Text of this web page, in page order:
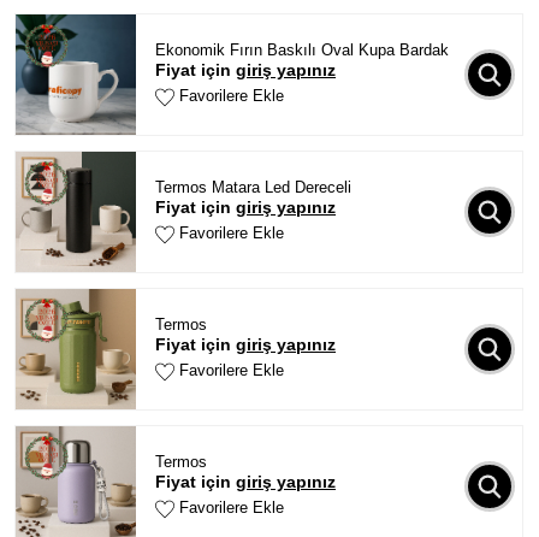
Ekonomik Fırın Baskılı Oval Kupa Bardak
Fiyat için giriş yapınız
Favorilere Ekle
Termos Matara Led Dereceli
Fiyat için giriş yapınız
Favorilere Ekle
Termos
Fiyat için giriş yapınız
Favorilere Ekle
Termos
Fiyat için giriş yapınız
Favorilere Ekle